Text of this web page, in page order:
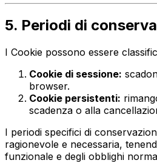
5. Periodi di
I Cookie possono essere
Cookie di sessione:
browser.
Cookie persistenti:
scadenza o alla
I periodi specifici di
ragionevole e necessaria,
funzionale e degli obblighi